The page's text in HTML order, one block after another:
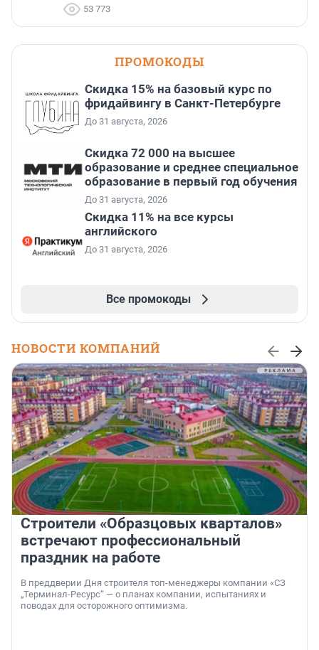
53 773
ПРОМОКОДЫ
Скидка 15% на базовый курс по
фридайвингу в Санкт-Петербурге
До 31 августа, 2026
Скидка 72 000 на высшее
образование и среднее специальное
образование в первый год обучения
До 31 августа, 2026
Скидка 11% на все курсы
английского
До 31 августа, 2026
Все промокоды
НОВОСТИ КОМПАНИЙ
Строители «Образцовых кварталов»
встречают профессиональный
праздник на работе
В преддверии Дня строителя топ-менеджеры компании «СЗ
„Терминал-Ресурс“ — о планах компании, испытаниях и
поводах для осторожного оптимизма.